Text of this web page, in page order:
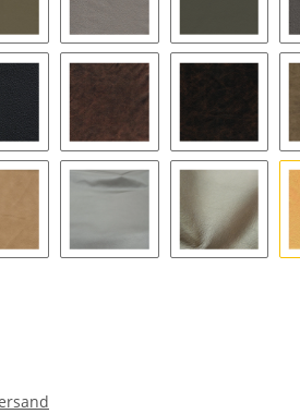
- leinen 7050 - stein 7080 -
- schwarz 998000 - vintage braun
8050 -